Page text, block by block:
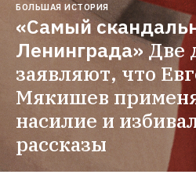
БОЛЬШАЯ ИСТОРИЯ
«Самый
Ленинграда»Две
заявляют, что
Мякишев
насилие и
рассказы